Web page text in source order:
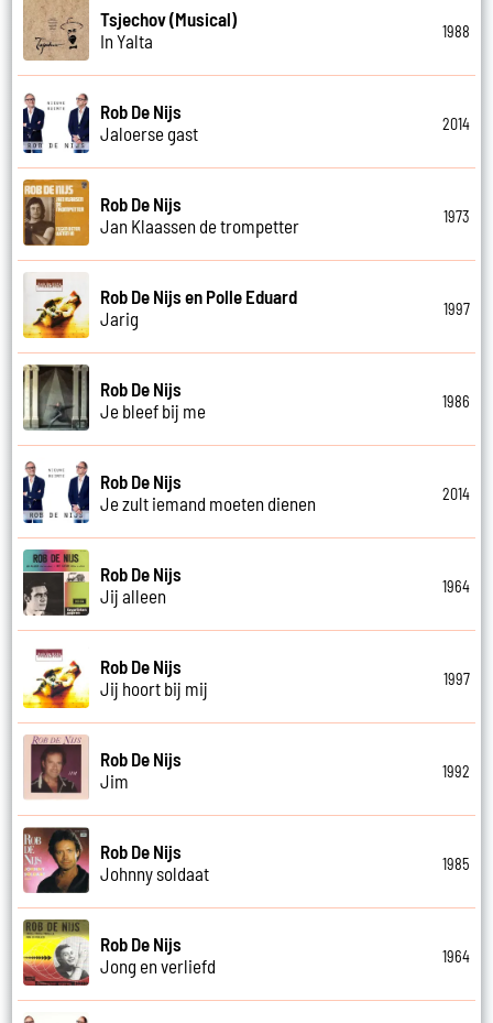
Tsjechov (Musical)
In Yalta
1988
Rob De Nijs
Jaloerse gast
2014
Rob De Nijs
Jan Klaassen de trompetter
1973
Rob De Nijs en Polle Eduard
Jarig
1997
Rob De Nijs
Je bleef bij me
1986
Rob De Nijs
Je zult iemand moeten dienen
2014
Rob De Nijs
Jij alleen
1964
Rob De Nijs
Jij hoort bij mij
1997
Rob De Nijs
Jim
1992
Rob De Nijs
Johnny soldaat
1985
Rob De Nijs
Jong en verliefd
1964